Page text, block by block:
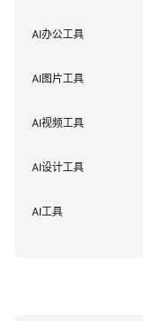
AI办公工具
AI图片工具
AI视频工具
AI设计工具
AI工具